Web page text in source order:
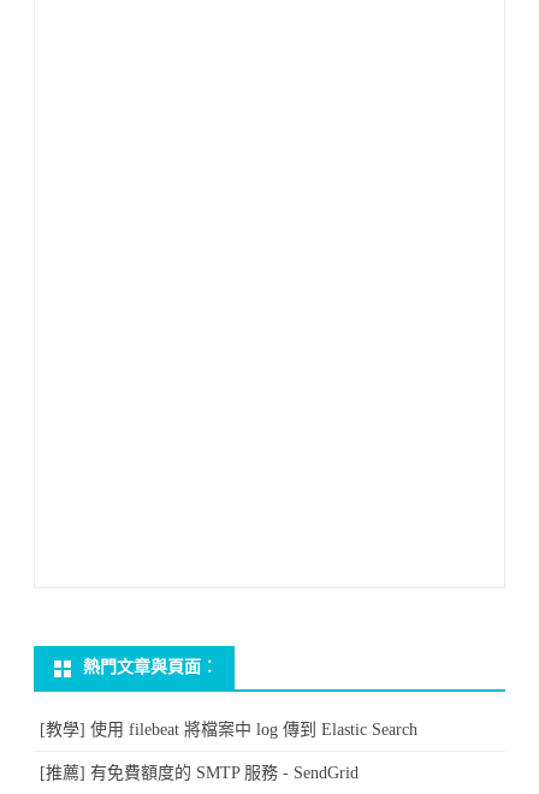
熱門文章與頁面︰
[教學] 使用 filebeat 將檔案中 log 傳到 Elastic Search
[推薦] 有免費額度的 SMTP 服務 - SendGrid